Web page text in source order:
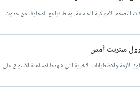
التضخم الأمريكية الحاسمة، وسط تراجع المخاوف من حدوث
وول ستريت أمس
الأزمة والاضطرابات الأخيرة التي شهدها لمساعدة الأسواق على